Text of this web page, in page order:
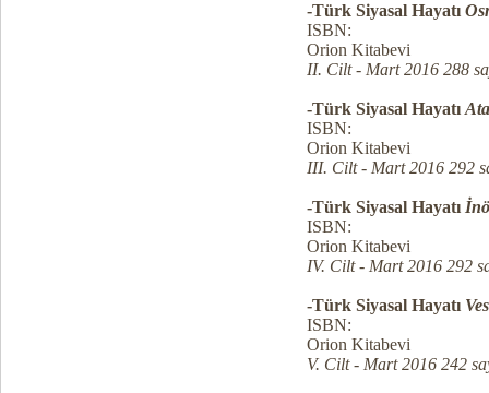
-Türk Siyasal Hayatı
ISBN:
Orion Kitabevi
II. Cilt - Mart 2016 288
-Türk Siyasal Hayatı
ISBN:
Orion Kitabevi
III. Cilt - Mart 2016 292
-Türk Siyasal Hayatı
ISBN:
Orion Kitabevi
IV. Cilt - Mart 2016 292
-Türk Siyasal Hayatı
ISBN:
Orion Kitabevi
V. Cilt - Mart 2016 242